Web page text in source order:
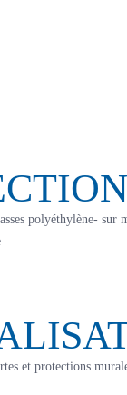
polyéthylène- sur
et protections